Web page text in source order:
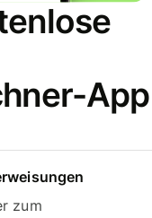
App
zum